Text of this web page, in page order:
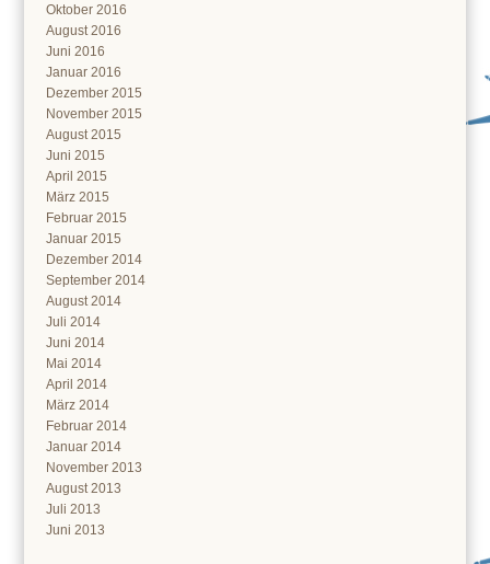
Oktober 2016
August 2016
Juni 2016
Januar 2016
Dezember 2015
November 2015
August 2015
Juni 2015
April 2015
März 2015
Februar 2015
Januar 2015
Dezember 2014
September 2014
August 2014
Juli 2014
Juni 2014
Mai 2014
April 2014
März 2014
Februar 2014
Januar 2014
November 2013
August 2013
Juli 2013
Juni 2013